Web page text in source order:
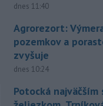
dnes 11:40
Agrorezort:
pozemkov a
zvyšuje
dnes 10:24
Potocká najväčším